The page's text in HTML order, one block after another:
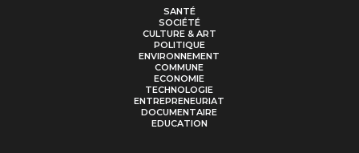
SANTÉ
SOCIÉTÉ
CULTURE & ART
POLITIQUE
ENVIRONNEMENT
COMMUNE
ECONOMIE
TECHNOLOGIE
ENTREPRENEURIAT
DOCUMENTAIRE
EDUCATION